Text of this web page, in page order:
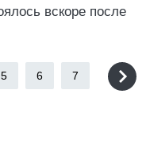
вскоре после
5 6 7